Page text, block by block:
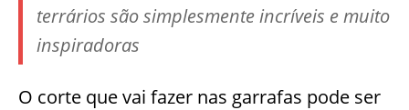
terrários são simplesmente incríveis e muito
inspiradoras
O corte que vai fazer nas garrafas pode ser